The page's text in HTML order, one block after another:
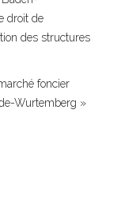
droit de
des structures
foncier
Wurtemberg »